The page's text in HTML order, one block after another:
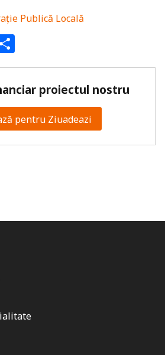
Publică Locală
proiectul nostru
pentru Ziuadeazi